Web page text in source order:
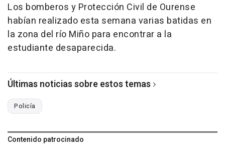
Los bomberos y Protección Civil de Ourense
habían realizado esta semana varias batidas en
la zona del río Miño para encontrar a la
estudiante desaparecida.
Últimas noticias sobre estos temas
Policía
Contenido patrocinado